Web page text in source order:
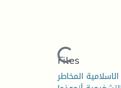
Loading...
Files
المخاطر